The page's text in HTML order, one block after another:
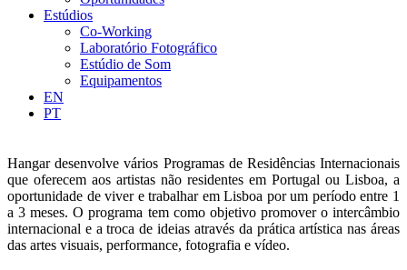
Estúdios
Co-Working
Laboratório Fotográfico
Estúdio de Som
Equipamentos
EN
PT
Hangar desenvolve vários Programas de Residências Internacionais
que oferecem aos artistas não residentes em Portugal ou Lisboa, a
oportunidade de viver e trabalhar em Lisboa por um período entre 1
a 3 meses. O programa tem como objetivo promover o intercâmbio
internacional e a troca de ideias através da prática artística nas áreas
das artes visuais, performance, fotografia e vídeo.